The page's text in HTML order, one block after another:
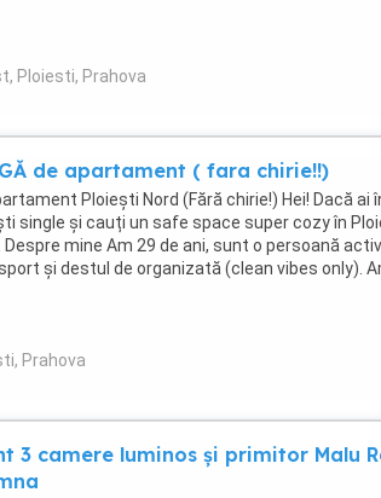
Ploiesti, Prahova
de apartament ( fara chirie!!)
Ploiești Nord (Fără chirie!) Hei! Dacă ai
single și cauți un safe space super cozy în
mine Am 29 de ani, sunt o persoană
și destul de organizată (clean vibes only).
Prahova
3 camere luminos și primitor Malu